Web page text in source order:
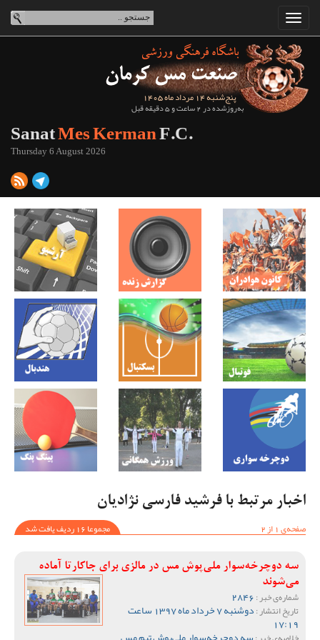
پنج‌شنبه 14 مرداد ماه 1405
به‌روزشده در 2 ساعت و 5 دقیقه قبل
SanatMes KermanF.C.
Thursday 6 August 2026
اخبار مرتبط با فرشید فارسی نژادیان
صفحه‌ی 1 از 2
مجموعا 16 ردیف یافت شد
سه دوچرخه‌سوار ملی‌پوش مس در مالزی برای جاکارتا آماده
می‌شوند
شماره‌ی خبر :
تاریخ انتشار : دوشنبه 7 خرداد ماه 1397 ساعت
17:19